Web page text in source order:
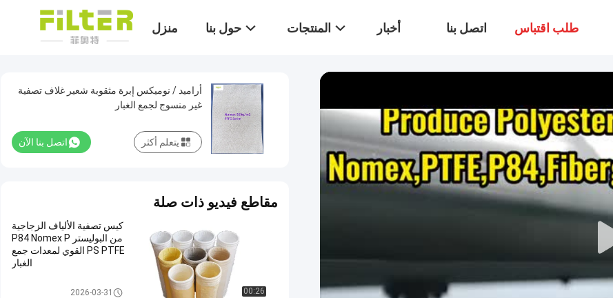
منزل حول بنا المنتجات أخبار اتصل بنا طلب اقتباس
أراميد / نوميكس إبرة مثقوبة شعير غلاف تصفية
غير منسوج لجمع الغبار
اتصل بنا الآن يتعلم أكثر
مقاطع فيديو ذات صلة
00:26
كيس تصفية الألياف الزجاجية
من البوليستر P84 Nomex P
PS PTFE القوي لمعدات جمع
الغبار
كيس فلتر بوليستر2026-03-31